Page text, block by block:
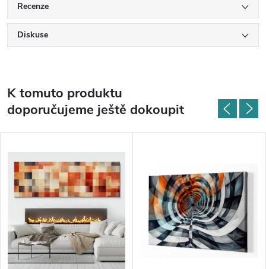
Recenze
Diskuse
K tomuto produktu
doporučujeme ještě dokoupit